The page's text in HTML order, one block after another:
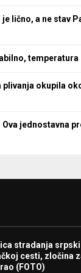
lično, a ne stav
temperatura
plivanja okupila
jednostavna
stradanja
cesti, zločina
(FOTO)